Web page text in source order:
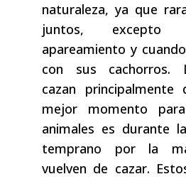
naturaleza, ya que
juntos, excepto
apareamiento y
con sus cachorros.
cazan
mejor momento
animales es durante
temprano por la
vuelven de cazar.